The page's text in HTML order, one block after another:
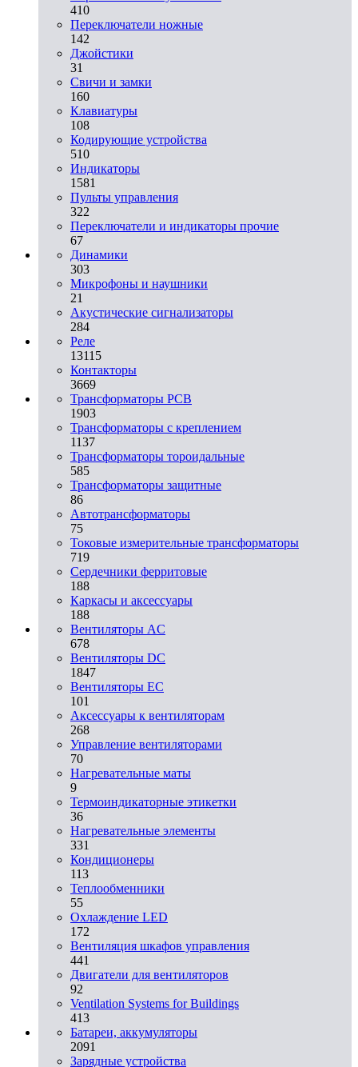
410
Переключатели ножные
142
Джойстики
31
Свичи и замки
160
Клавиатуры
108
Кодирующие устройства
510
Индикаторы
1581
Пульты управления
322
Переключатели и индикаторы прочие
67
Динамики
303
Микрофоны и наушники
21
Акустические сигнализаторы
284
Реле
13115
Контакторы
3669
Трансформаторы PCB
1903
Трансформаторы с креплением
1137
Трансформаторы тороидальные
585
Трансформаторы защитные
86
Автотрансформаторы
75
Токовые измерительные трансформаторы
719
Сердечники ферритовые
188
Каркасы и аксессуары
188
Вентиляторы AC
678
Вентиляторы DC
1847
Вентиляторы EC
101
Аксессуары к вентиляторам
268
Управление вентиляторами
70
Нагревательные маты
9
Термоиндикаторные этикетки
36
Нагревательные элементы
331
Кондиционеры
113
Теплообменники
55
Охлаждение LED
172
Вентиляция шкафов управления
441
Двигатели для вентиляторов
92
Ventilation Systems for Buildings
413
Батареи, аккумуляторы
2091
Зарядные устройства